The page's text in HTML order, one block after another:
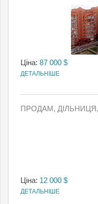
Ціна: 87 000 $
ДЕТАЛЬНІШЕ
ПРОДАМ,
Ціна: 12 000 $
ДЕТАЛЬНІШЕ